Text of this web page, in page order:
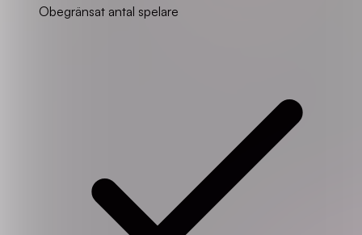
Obegränsat antal spelare